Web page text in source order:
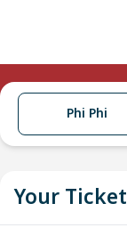
Phi Phi
Your Ticket